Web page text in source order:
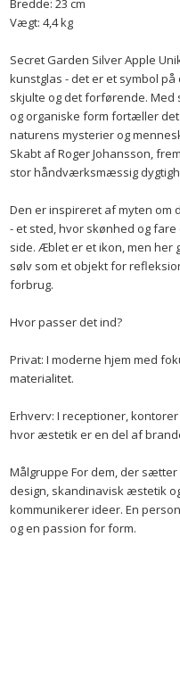
Bredde: 23 cm
Vægt: 4,4 kg
Secret Garden Silver Apple
kunstglas - det er et symbol
skjulte og det forførende.
og organiske form fortæller
naturens mysterier og
Skabt af Roger Johansson,
stor håndværksmæssig
Den er inspireret af myten om
- et sted, hvor skønhed og
side. Æblet er et ikon, men her
sølv som et objekt for
forbrug.
Hvor passer det ind?
Privat: I moderne hjem med
materialitet.
Erhverv: I receptioner,
hvor æstetik er en del af
Målgruppe For dem, der
design, skandinavisk æstetik
kommunikerer ideer. En
og en passion for form.